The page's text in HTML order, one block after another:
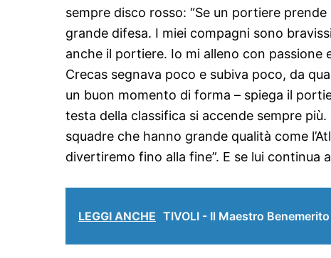
sempre disco rosso: “Se un portiere
grande difesa. I miei compagni sono
anche il portiere. Io mi alleno con passione
Crecas segnava poco e subiva poco, da
un buon momento di forma – spiega il
testa della classifica si accende sempre
squadre che hanno grande qualità come
divertiremo fino alla fine”. E se lui continua
LEGGI ANCHE TIVOLI - Il Maestro